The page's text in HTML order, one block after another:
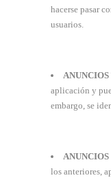
hacerse pasar
usuarios.
aplicación y
embargo, se
los anteriores,